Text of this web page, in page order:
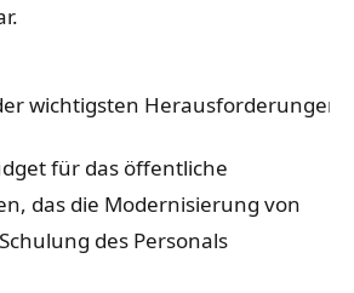
wichtigsten Herausforderungen:
für das öffentliche
das die Modernisierung von
des Personals